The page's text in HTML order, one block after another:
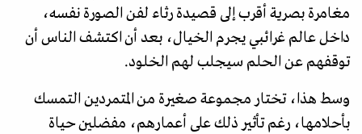
مغامرة بصرية أقرب إلى قصيدة رثاء لفن الصورة نفسه،
داخل عالم غرائبي يجرم الخيال، بعد أن اكتشف الناس أن
توقفهم عن الحلم سيجلب لهم الخلود.
وسط هذا، تختار مجموعة صغيرة من المتمردين التمسك
بأحلامها، رغم تأثير ذلك على أعمارهم، مفضلين حياة